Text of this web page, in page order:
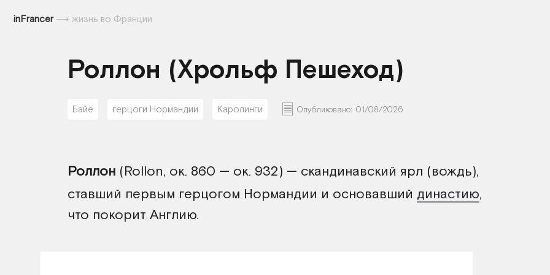
inFrancer⟶ жизнь во Франции
Роллон (Хрольф Пешеход)
Байё герцоги Нормандии Каролинги Опубликовано: 01/08/2026
Роллон (Rollon, ок. 860 — ок. 932) — скандинавский ярл (вождь),
ставший первым герцогом Нормандии и основавший династию,
что покорит Англию.